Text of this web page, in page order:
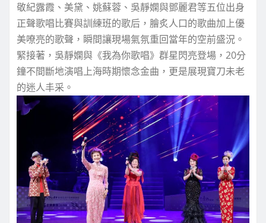
敬紀露霞、美黛、姚蘇蓉、吳靜嫻與鄧麗君等五位出身
正聲歌唱比賽與訓練班的歌后，膾炙人口的歌曲加上優
美嘹亮的歌聲，瞬間讓現場氣氛重回當年的空前盛況。
緊接著，吳靜嫻與《我為你歌唱》群星閃亮登場，20分
鐘不間斷地演唱上海時期懷念金曲，更是展現寶刀未老
的迷人丰采。